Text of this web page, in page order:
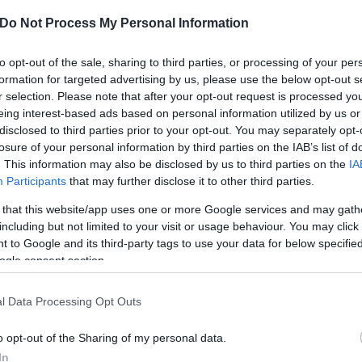
Do Not Process My Personal Information
opt-out of the sale, sharing to third parties, or processing of your
for targeted advertising by us, please use the below opt-out
selection. Please note that after your opt-out request is processed
interest-based ads based on personal information utilized by us
to third parties prior to your opt-out. You may separately
of your personal information by third parties on the IAB’s list of
This information may also be disclosed by us to third parties on the
Participants that may further disclose it to other third parties.
that this website/app uses one or more Google services and may
but not limited to your visit or usage behaviour. You may
to Google and its third-party tags to use your data for below
consent section.
Data Processing Opt Outs
opt-out of the Sharing of my personal data.
rendezésének költsége összesen 15,8 milliárd
változott, a jövedelemszint ugyan módosult,
és belüli eloszlása nem volt egyenletes.
ezer forintos bérminimumot határoztak meg,
rendszer szintjén ötmilliárdot jelent, ami a
Palkovics László.
stratégia elfogadása után először strukturális
elkezdődhetnek a tartalmi átalakítások is.
amelynek részleteit nemsokára bejelentik